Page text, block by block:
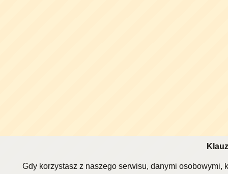
Gdy korzystasz z naszego serwisu, danymi osobowymi,